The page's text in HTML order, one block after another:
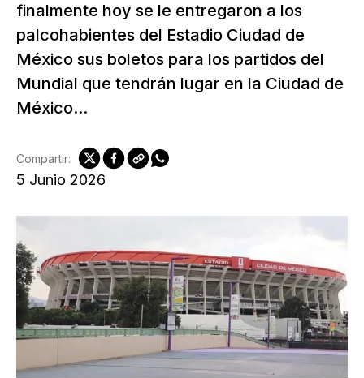
finalmente hoy se le entregaron a los
palcohabientes del Estadio Ciudad de
México sus boletos para los partidos del
Mundial que tendrán lugar en la Ciudad de
México...
5 Junio 2026
Compartir: